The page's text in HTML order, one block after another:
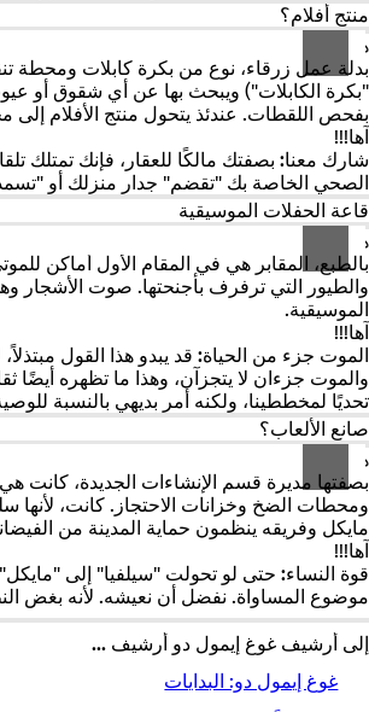
منتج أفلام؟
هـه؟
بدلة عمل زرقاء، نوع من بكرة كابلات ومحطة
"بكرة الكابلات") ويبحث بها عن أي شقوق أو
بفحص اللقطات. عندئذ يتحول منتج الأفلام إلى
آها!!!
شارك معنا: بصفتك مالكًا للعقار، فإنك
الصحي الخاصة بك "تقضم" جدار منزلك أو
قاعة الحفلات الموسيقية
هـه؟
بالطبع، المقابر هي في المقام الأول أماكن
والطيور التي ترفرف بأجنحتها. صوت الأشجار
الموسيقية.
آها!!!
الموت جزء من الحياة: قد يبدو هذا القول
والموت جزءان لا يتجزآن، وهذا ما تظهره أيضًا
تحديًا لمخططينا، ولكنه أمر بديهي بالنسبة
صانع الألعاب؟
هـه؟
بصفتها مديرة قسم الإنشاءات الجديدة، كانت
ومحطات الضخ وخزانات الاحتجاز. كانت، لأنها
مايكل وفريقه ينظمون حماية المدينة من
آها!!!
قوة النساء: حتى لو تحولت "سيلفيا" إلى
موضوع المساواة. نفضل أن نعيشه. لأنه بغض
إلى أرشيف غوغ إيمول دو أرشيف ...
غوغ إيمول دو: البدايات